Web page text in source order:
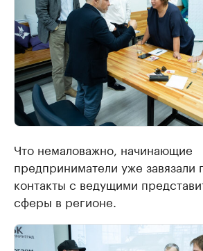
Что немаловажно, начинающие
предприниматели уже завязали
контакты с ведущими
сферы в регионе.